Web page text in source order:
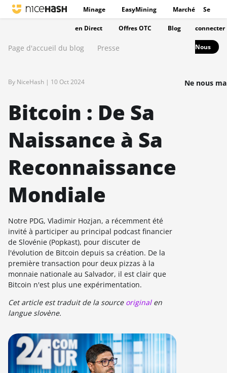
Minage EasyMining Marché
en Direct Offres OTC Blog
Se
connecter
Nous
Page d'accueil du blog Presse
By NiceHash | 10 Oct 2024
Bitcoin : De Sa
Naissance à Sa
Reconnaissance
Mondiale
Notre PDG, Vladimir Hozjan, a récemment été
invité à participer au principal podcast financier
de Slovénie (Popkast), pour discuter de
l'évolution de Bitcoin depuis sa création. De la
première transaction pour deux pizzas à la
monnaie nationale au Salvador, il est clair que
Bitcoin n'est plus une expérimentation.
Cet article est traduit de la source originalen
langue slovène.
Ne nous